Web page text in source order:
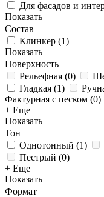
Для фасадов и
Показать
Состав
Клинкер (1)
Показать
Поверхность
Рельефная (0)
Гладкая (1)
Фактурная с песком (0)
+ Еще
Показать
Тон
Однотонный (1)
Пестрый (0)
+ Еще
Показать
Формат